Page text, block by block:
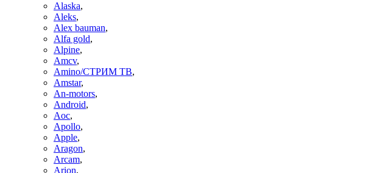
Alaska,
Aleks,
Alex bauman,
Alfa gold,
Alpine,
Amcv,
Amino/СТРИМ ТВ,
Amstar,
An-motors,
Android,
Aoc,
Apollo,
Apple,
Aragon,
Arcam,
Arion,